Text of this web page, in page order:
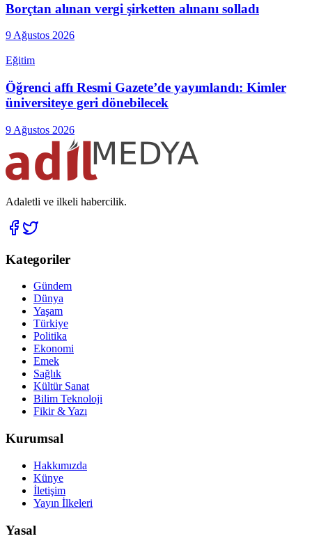
Borçtan alınan vergi şirketten alınanı solladı
9 Ağustos 2026
Eğitim
Öğrenci affı Resmi Gazete’de yayımlandı: Kimler
üniversiteye geri dönebilecek
9 Ağustos 2026
Adaletli ve ilkeli habercilik.
Kategoriler
Gündem
Dünya
Yaşam
Türkiye
Politika
Ekonomi
Emek
Sağlık
Kültür Sanat
Bilim Teknoloji
Fikir & Yazı
Kurumsal
Hakkımızda
Künye
İletişim
Yayın İlkeleri
Yasal